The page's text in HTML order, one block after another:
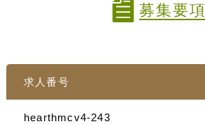
募集要項
求人番号
hearthmcv4-243